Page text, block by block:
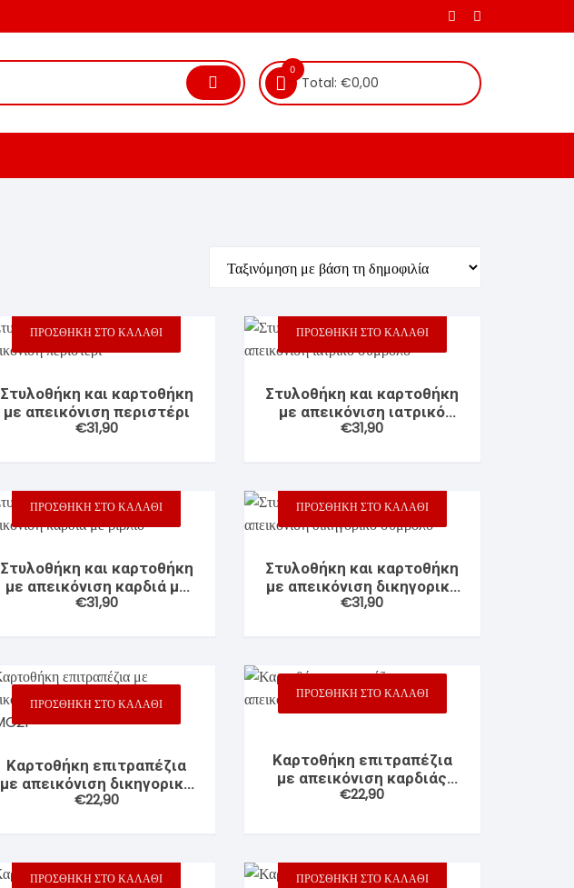
0
Total: €0,00
ΠΡΟΣΘΉΚΗ ΣΤΟ ΚΑΛΆΘΙ
Στυλοθήκη και καρτοθήκη
με απεικόνιση περιστέρι
€31,90
ΠΡΟΣΘΉΚΗ ΣΤΟ ΚΑΛΆΘΙ
Στυλοθήκη και καρτοθήκη
με απεικόνιση ιατρικό
σύμβολο
€31,90
ΠΡΟΣΘΉΚΗ ΣΤΟ ΚΑΛΆΘΙ
Στυλοθήκη και καρτοθήκη
με απεικόνιση καρδιά με
βιβλίο
€31,90
ΠΡΟΣΘΉΚΗ ΣΤΟ ΚΑΛΆΘΙ
Στυλοθήκη και καρτοθήκη
με απεικόνιση δικηγορικό
σύμβολο
€31,90
ΠΡΟΣΘΉΚΗ ΣΤΟ ΚΑΛΆΘΙ
Καρτοθήκη επιτραπέζια
με απεικόνιση δικηγορικό
σύμβολο WMC21
€22,90
ΠΡΟΣΘΉΚΗ ΣΤΟ ΚΑΛΆΘΙ
Καρτοθήκη επιτραπέζια
με απεικόνιση καρδιάς
WMC50β
€22,90
ΠΡΟΣΘΉΚΗ ΣΤΟ ΚΑΛΆΘΙ ΠΡΟΣΘΉΚΗ ΣΤΟ ΚΑΛΆΘΙ